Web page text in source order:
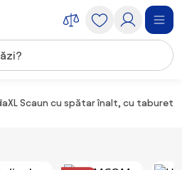
Scaun cu spătar înalt, cu taburet,